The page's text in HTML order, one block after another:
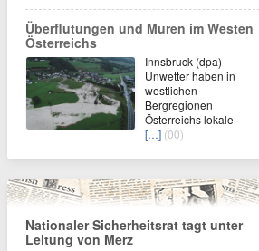
Überflutungen und Muren im Westen
Österreichs
Innsbruck (dpa) -
Unwetter haben in
westlichen
Bergregionen
Österreichs lokale
[…] (00)
Nationaler Sicherheitsrat tagt unter
Leitung von Merz